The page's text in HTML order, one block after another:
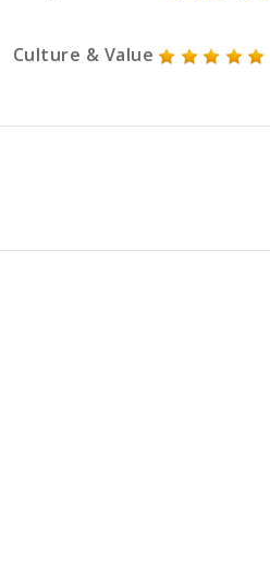
Culture & Value